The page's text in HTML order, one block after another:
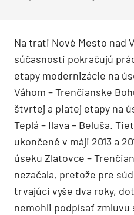
Na trati Nové Mesto nad
súčasnosti pokračujú
etapy modernizácie na
Váhom – Trenčianske
štvrtej a piatej etapy na
Teplá – Ilava – Beluša.
ukončené v máji 2013 a
úseku Zlatovce –
nezačala, pretože pre
trvajúci vyše dva roky,
nemohli podpísať zmluvu